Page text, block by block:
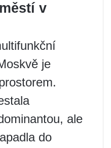
v
je
ale
do